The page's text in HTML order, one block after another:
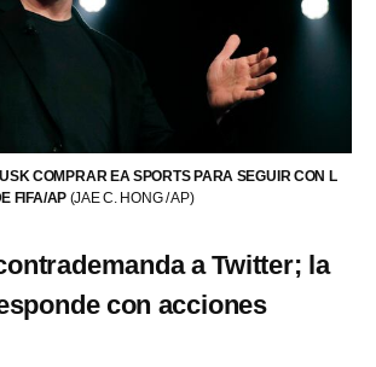
COMPRAR EA SPORTS PARA SEGUIR CON L
FIFA/AP (JAE C. HONG / AP)
a Twitter; la
con acciones